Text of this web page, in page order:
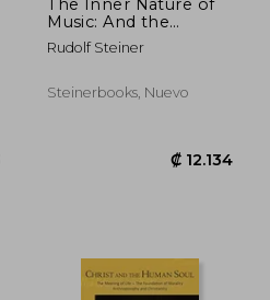
Music: And the
Experience of Tone
(cw 283) (The
Rudolf Steiner, 283)
Rudolf Steiner
Steinerbooks, Nuevo